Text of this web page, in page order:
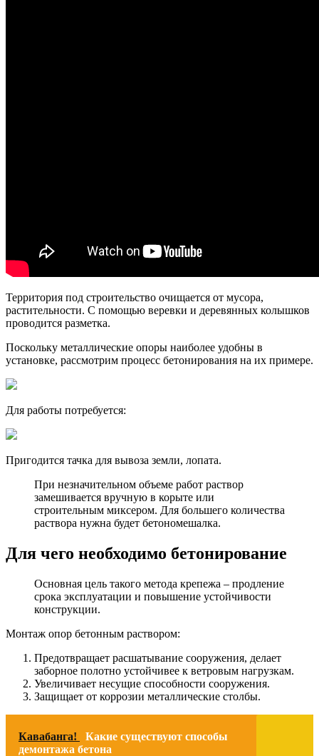
Территория под строительство очищается от мусора,
растительности. С помощью веревки и деревянных колышков
проводится разметка.
Поскольку металлические опоры наиболее удобны в
установке, рассмотрим процесс бетонирования на их примере.
Для работы потребуется:
Пригодится тачка для вывоза земли, лопата.
При незначительном объеме работ раствор
замешивается вручную в корыте или
строительным миксером. Для большего количества
раствора нужна будет бетономешалка.
Для чего необходимо бетонирование
Основная цель такого метода крепежа – продление
срока эксплуатации и повышение устойчивости
конструкции.
Монтаж опор бетонным раствором:
Предотвращает расшатывание сооружения, делает
заборное полотно устойчивее к ветровым нагрузкам.
Увеличивает несущие способности сооружения.
Защищает от коррозии металлические столбы.
Кавабанга!
Какие существуют способы
демонтажа бетона